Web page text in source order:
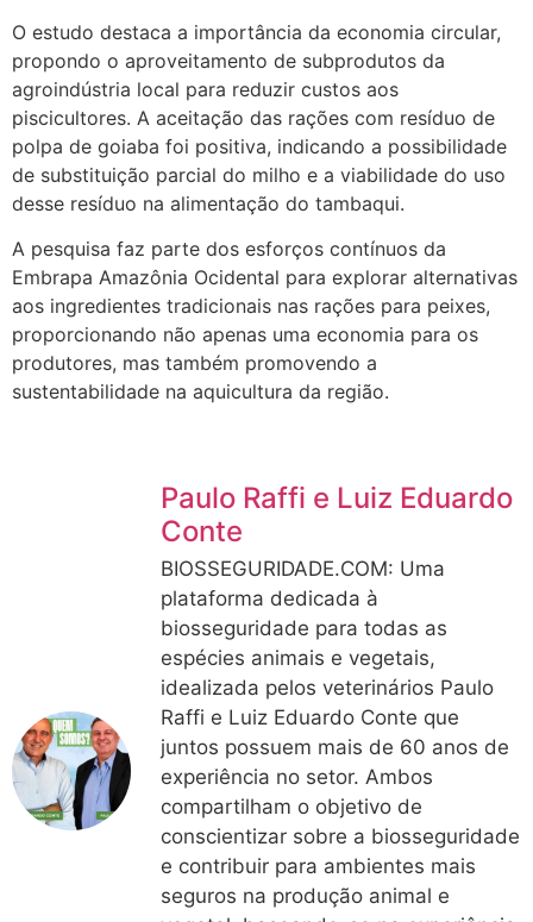
O estudo destaca a importância da economia circular,
propondo o aproveitamento de subprodutos da
agroindústria local para reduzir custos aos
piscicultores. A aceitação das rações com resíduo de
polpa de goiaba foi positiva, indicando a possibilidade
de substituição parcial do milho e a viabilidade do uso
desse resíduo na alimentação do tambaqui.
A pesquisa faz parte dos esforços contínuos da
Embrapa Amazônia Ocidental para explorar alternativas
aos ingredientes tradicionais nas rações para peixes,
proporcionando não apenas uma economia para os
produtores, mas também promovendo a
sustentabilidade na aquicultura da região.
Paulo Raffi e Luiz Eduardo
Conte
BIOSSEGURIDADE.COM: Uma
plataforma dedicada à
biosseguridade para todas as
espécies animais e vegetais,
idealizada pelos veterinários Paulo
Raffi e Luiz Eduardo Conte que
juntos possuem mais de 60 anos de
experiência no setor. Ambos
compartilham o objetivo de
conscientizar sobre a biosseguridade
e contribuir para ambientes mais
seguros na produção animal e